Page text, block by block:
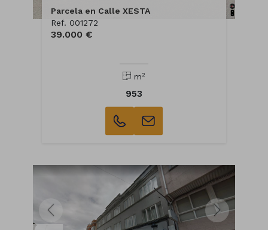
Parcela en Calle XESTA
Ref. 001272
39.000 €
m2
953